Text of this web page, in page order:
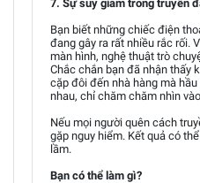
7. Sự suy giảm trong truyền
Bạn biết những chiếc điện
đang gây ra rất nhiều rắc rối.
màn hình, nghệ thuật trò
Chắc chắn bạn đã nhận thấy
cặp đôi đến nhà hàng mà
nhau, chỉ chăm chăm nhìn
Nếu mọi người quên cách
gặp nguy hiểm. Kết quả có
lầm.
Bạn có thể làm gì?